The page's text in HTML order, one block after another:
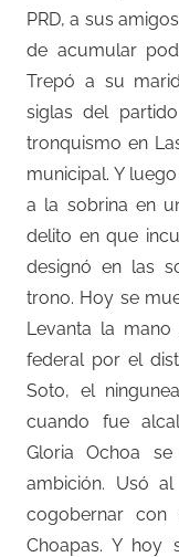
PRD, a sus
de acumular
Trepó a su
siglas del
tronquismo en
municipal. Y
a la sobrina en
delito en que
designó en las
trono. Hoy se
Levanta la
federal por el
Soto, el
cuando fue
Gloria Ochoa
ambición. Usó
cogobernar
Choapas. Y hoy